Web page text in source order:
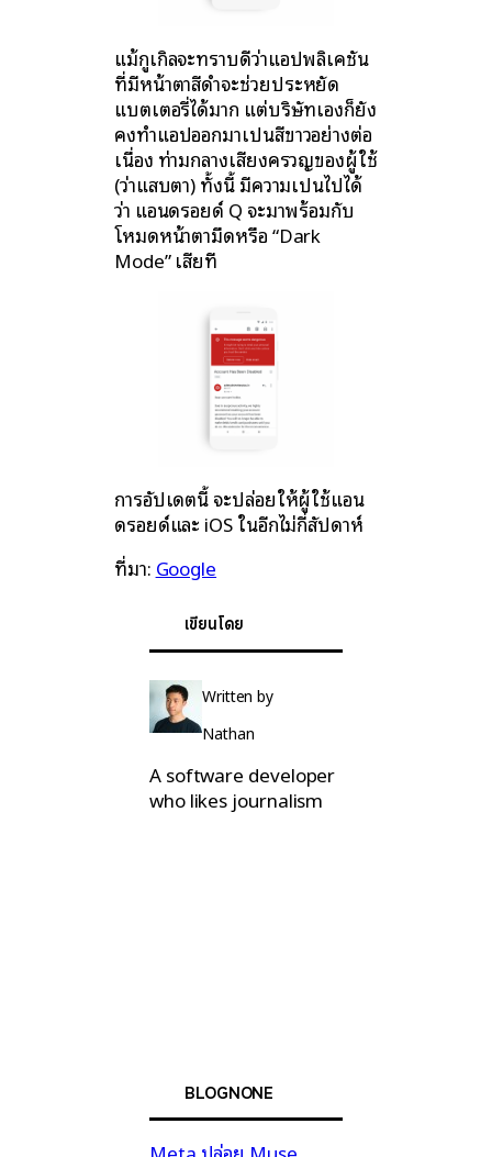
แม้กูเกิลจะทราบดีว่าแอปพลิเคชัน
ที่มีหน้าตาสีดำจะช่วยประหยัด
แบตเตอรี่ได้มาก แต่บริษัทเองก็ยัง
คงทำแอปออกมาเป็นสีขาวอย่างต่อ
เนื่อง ท่ามกลางเสียงครวญของผู้ใช้
(ว่าแสบตา) ทั้งนี้ มีความเป็นไปได้
ว่า แอนดรอยด์ Q จะมาพร้อมกับ
โหมดหน้าตามืดหรือ “Dark
Mode” เสียที
การอัปเดตนี้ จะปล่อยให้ผู้ใช้แอน
ดรอยด์และ iOS ในอีกไม่กี่สัปดาห์
ที่มา: Google
เขียนโดย
Written by
Nathan
A software developer
who likes journalism
BLOGNONE